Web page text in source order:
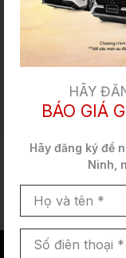
Gọi
Giá lăn bánh của xe
sinh như lệ phí trước
bộ và bảo hiểm.
HÃY
BÁO GIÁ
Hãy đăng ký để
Ninh,
điên